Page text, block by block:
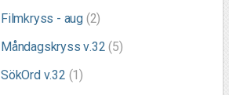
Filmkryss - aug (2)
Måndagskryss v.32(5)
SökOrd v.32 (1)